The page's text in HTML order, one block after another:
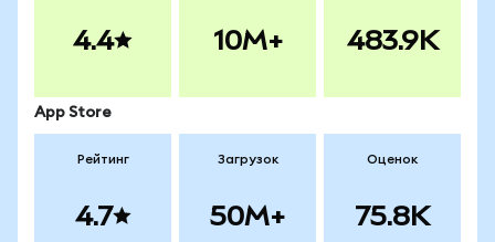
4.4 10M+ 483.9K
App Store
Рейтинг
4.7
Загрузок
50M+
Оценок
75.8K